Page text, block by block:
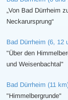
„Von Bad Dürrheim
Neckarursprung“
Bad Dürrheim (6, 12
"Über den
und Weisenbachtal"
Bad Dürrheim (11
"Himmelbergrunde"